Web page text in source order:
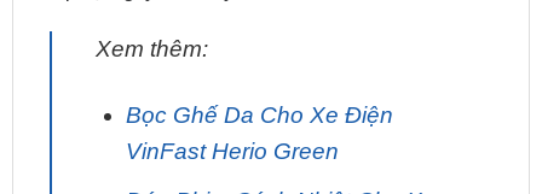
Bọc Ghế Da Cho Xe Điện
Dán Phim Cách Nhiệt Cho Xe